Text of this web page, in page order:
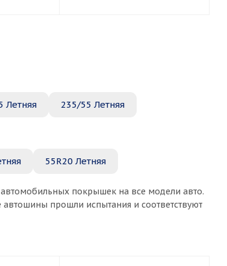
Летняя 235/55 Летняя
55R20 Летняя
покрышек на все модели авто.
прошли испытания и соответствуют